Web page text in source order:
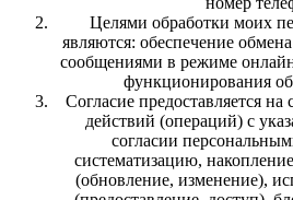
Целями обработки моих
являются: обеспечение
сообщениями в режиме
функционирования
Согласие предоставляется
действий (операций) с
согласии
систематизацию,
(обновление, изменение),